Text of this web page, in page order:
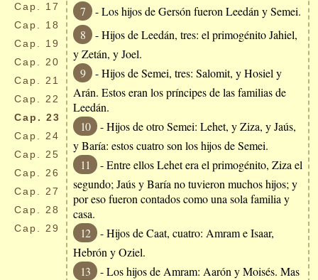
Cap.
17
Cap.
18
Cap.
19
Cap.
20
Cap.
21
Cap.
22
Cap. 23
Cap.
24
Cap.
25
Cap.
26
Cap.
27
Cap.
28
Cap.
29
7
- Los hijos de Gersón fueron Leedán y Semei.
8
- Hijos de Leedán, tres: el primogénito Jahiel,
y Zetán, y Joel.
9
- Hijos de Semei, tres: Salomit, y Hosiel y
Arán. Estos eran los príncipes de las familias de
Leedán.
10
- Hijos de otro Semei: Lehet, y Ziza, y Jaús,
y Baría: estos cuatro son los hijos de Semei.
11
- Entre ellos Lehet era el primogénito, Ziza el
segundo; Jaús y Baría no tuvieron muchos hijos; y
por eso fueron contados como una sola familia y
casa.
12
- Hijos de Caat, cuatro: Amram e Isaar,
Hebrón y Oziel.
13
- Los hijos de Amram: Aarón y Moisés. Mas